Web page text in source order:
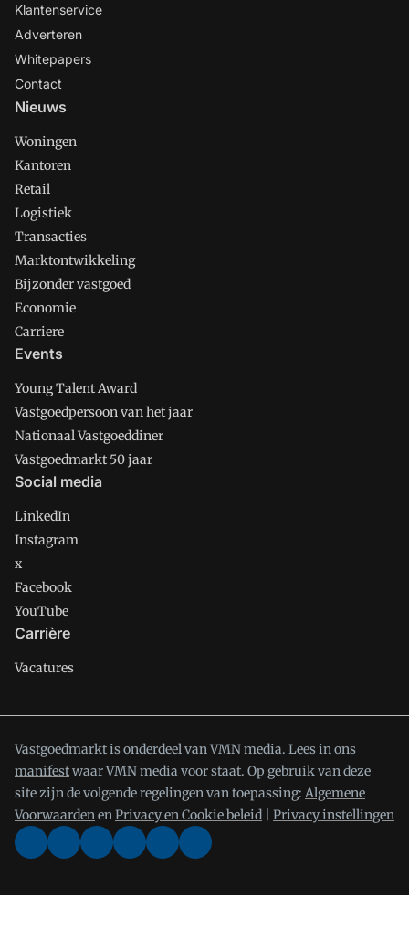
Klantenservice
Adverteren
Whitepapers
Contact
Nieuws
Woningen
Kantoren
Retail
Logistiek
Transacties
Marktontwikkeling
Bijzonder vastgoed
Economie
Carriere
Events
Young Talent Award
Vastgoedpersoon van het jaar
Nationaal Vastgoeddiner
Vastgoedmarkt 50 jaar
Social media
LinkedIn
Instagram
x
Facebook
YouTube
Carrière
Vacatures
Vastgoedmarkt is onderdeel van VMN media. Lees inons
manifestwaar VMN media voor staat. Op gebruik van deze
site zijn de volgende regelingen van toepassing: Algemene
VoorwaardenenPrivacy en Cookie beleid Privacy instellingen